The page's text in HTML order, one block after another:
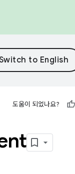
도움이 되었나요?